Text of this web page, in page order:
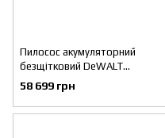
Пилосос акумуляторний
безщітковий DeWALT
DCV586MT2
58 699 грн